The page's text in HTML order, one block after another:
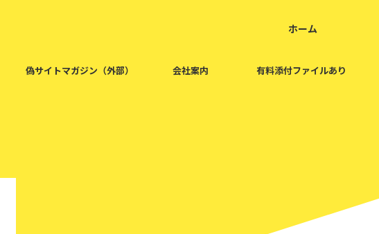
ホーム
偽サイトマガジン（外部） 会社案内 有料添付ファイルあり